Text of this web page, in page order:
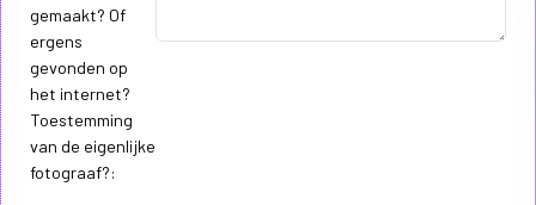
gemaakt? Of
ergens
gevonden op
het internet?
Toestemming
van de eigenlijke
fotograaf?: